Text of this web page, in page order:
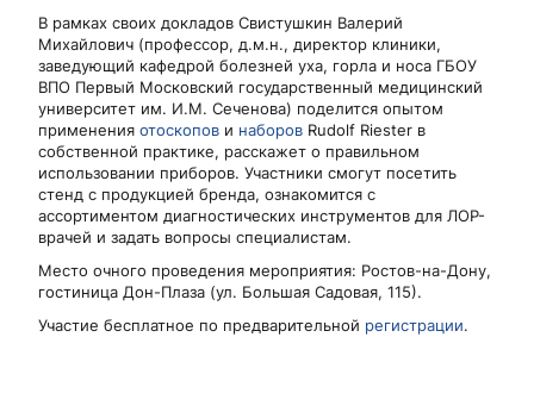
В рамках своих докладов Свистушкин Валерий
Михайлович (профессор, д.м.н., директор клиники,
заведующий кафедрой болезней уха, горла и носа ГБОУ
ВПО Первый Московский государственный медицинский
университет им. И.М. Сеченова) поделится опытом
применения отоскопов и наборов Rudolf Riester в
собственной практике, расскажет о правильном
использовании приборов. Участники смогут посетить
стенд с продукцией бренда, ознакомится с
ассортиментом диагностических инструментов для ЛОР-
врачей и задать вопросы специалистам.
Место очного проведения мероприятия: Ростов-на-Дону,
гостиница Дон-Плаза (ул. Большая Садовая, 115).
Участие бесплатное по предварительной регистрации.